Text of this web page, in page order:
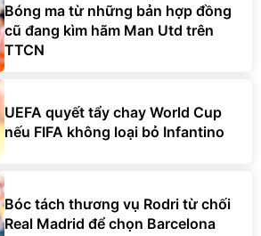
Bóng ma từ những bản hợp đồng
cũ đang kìm hãm Man Utd trên
TTCN
UEFA quyết tẩy chay World Cup
nếu FIFA không loại bỏ Infantino
Bóc tách thương vụ Rodri từ chối
Real Madrid để chọn Barcelona